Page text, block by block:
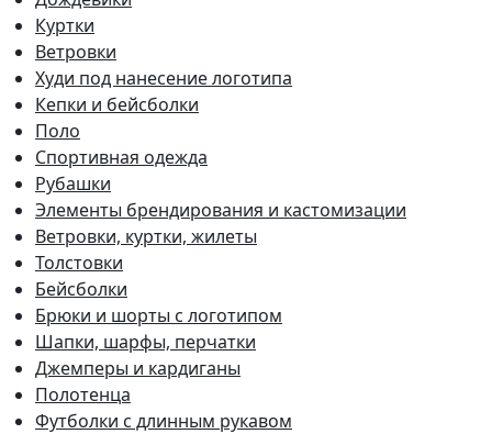
Куртки
Ветровки
Худи под нанесение логотипа
Кепки и бейсболки
Поло
Спортивная одежда
Рубашки
Элементы брендирования и кастомизации
Ветровки, куртки, жилеты
Толстовки
Бейсболки
Брюки и шорты с логотипом
Шапки, шарфы, перчатки
Джемперы и кардиганы
Полотенца
Футболки с длинным рукавом